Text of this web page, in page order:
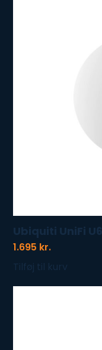
Ubiquiti UniFi
1.695 kr.
Tilføj til kurv